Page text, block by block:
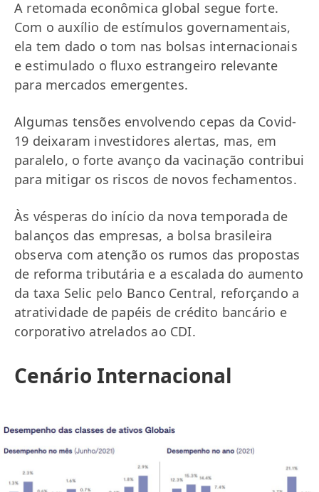
A retomada econômica global segue forte.
Com o auxílio de estímulos governamentais,
ela tem dado o tom nas bolsas internacionais
e estimulado o fluxo estrangeiro relevante
para mercados emergentes.
Algumas tensões envolvendo cepas da Covid-
19 deixaram investidores alertas, mas, em
paralelo, o forte avanço da vacinação contribui
para mitigar os riscos de novos fechamentos.
Às vésperas do início da nova temporada de
balanços das empresas, a bolsa brasileira
observa com atenção os rumos das propostas
de reforma tributária e a escalada do aumento
da taxa Selic pelo Banco Central, reforçando a
atratividade de papéis de crédito bancário e
corporativo atrelados ao CDI.
Cenário Internacional